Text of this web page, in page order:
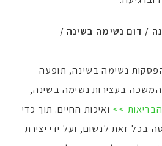
/ דום נשימה בשינה /
נשימה בשינה, תופעה
בעצירות נשימה בשינה,
>> ואיכות החיים. תוך כדי
בכל זאת לנשום, ועל ידי יצירת